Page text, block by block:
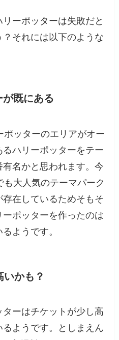
ーポッターは失敗だと
それには以下のような
既にある
ポッターのエリアがオー
ハリーポッターをテー
名かと思われます。今
大人気のテーマパーク
在しているためそもそ
ポッターを作ったのは
ようです。
いかも？
ーはチケットが少し高
ようです。としまえん